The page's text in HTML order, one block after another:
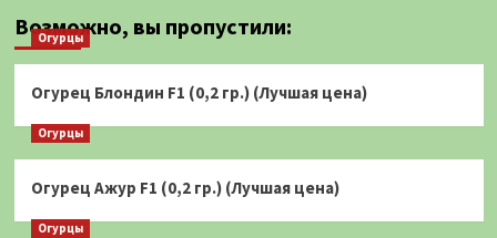
Возможно, вы пропустили:
Огурцы
Огурец Блондин F1 (0,2 гр.) (Лучшая цена)
Огурцы
Огурец Ажур F1 (0,2 гр.) (Лучшая цена)
Огурцы